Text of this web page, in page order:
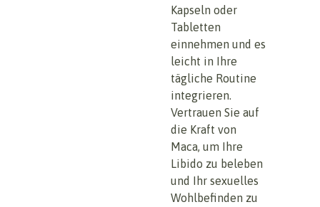
Kapseln oder
Tabletten
einnehmen und es
leicht in Ihre
tägliche Routine
integrieren.
Vertrauen Sie auf
die Kraft von
Maca, um Ihre
Libido zu beleben
und Ihr sexuelles
Wohlbefinden zu